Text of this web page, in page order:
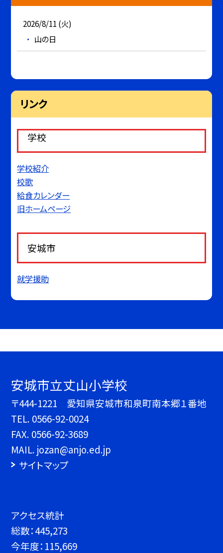
2026/8/11 (火)
山の日
リンク
学校
学校紹介
校歌
給食カレンダー
旧ホームページ
安城市
就学援助
安城市立丈山小学校
〒444-1221 愛知県安城市和泉町南本郷１番地
TEL. 0566-92-0024
FAX. 0566-92-3689
MAIL. jozan@anjo.ed.jp
サイトマップ
アクセス統計
総数：445,273
今年度： 115,669